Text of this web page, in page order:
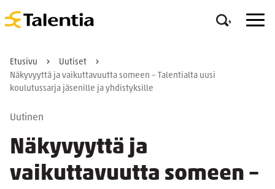
Etusivu
Uutiset
Näkyvyyttä ja vaikuttavuutta someen – Talentialta uusi
koulutussarja jäsenille ja yhdistyksille
Uutinen
Näkyvyyttä ja
vaikuttavuutta someen –